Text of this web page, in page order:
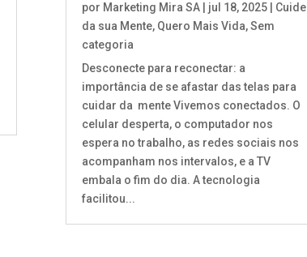
por Marketing Mira SA| jul 18, 2025| Cuide
da sua Mente, Quero Mais Vida,Sem
categoria
Desconecte para reconectar: a
importância de se afastar das telas para
cuidar da mente Vivemos conectados. O
celular desperta, o computador nos
espera no trabalho, as redes sociais nos
acompanham nos intervalos, e a TV
embala o fim do dia. A tecnologia
facilitou...